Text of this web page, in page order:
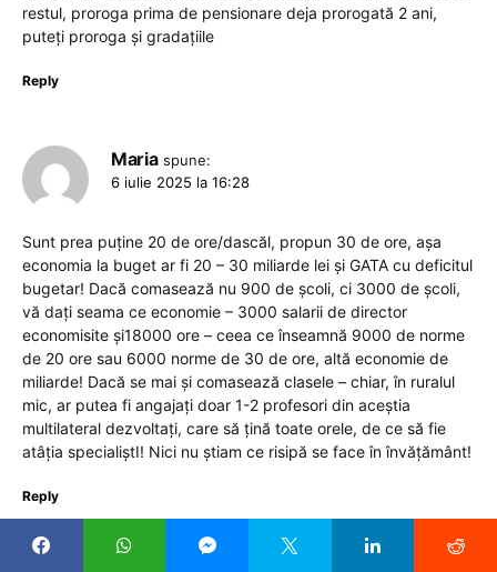
restul, proroga prima de pensionare deja prorogată 2 ani,
puteți proroga și gradațiile
Reply
Maria spune:
6 iulie 2025 la 16:28
Sunt prea puţine 20 de ore/dascăl, propun 30 de ore, aşa
economia la buget ar fi 20 – 30 miliarde lei şi GATA cu deficitul
bugetar! Dacă comasează nu 900 de şcoli, ci 3000 de şcoli,
vă daţi seama ce economie – 3000 salarii de director
economisite şi18000 ore – ceea ce înseamnă 9000 de norme
de 20 ore sau 6000 norme de 30 de ore, altă economie de
miliarde! Dacă se mai şi comasează clasele – chiar, în ruralul
mic, ar putea fi angajaţi doar 1-2 profesori din aceştia
multilateral dezvoltaţi, care să ţină toate orele, de ce să fie
atâţia specialiştI! Nici nu ştiam ce risipă se face în învăţământ!
Reply